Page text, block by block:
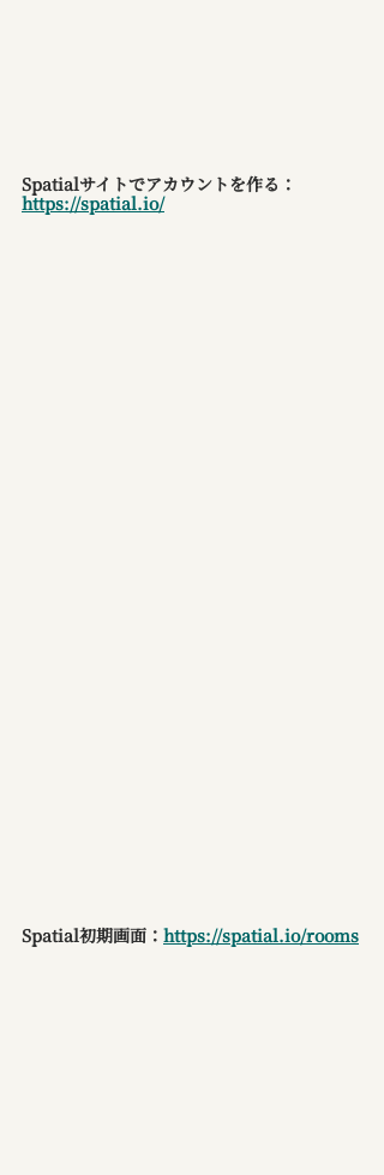
Spatialサイトでアカウントを作る：
https://spatial.io/
Spatial初期画面： https://spatial.io/rooms